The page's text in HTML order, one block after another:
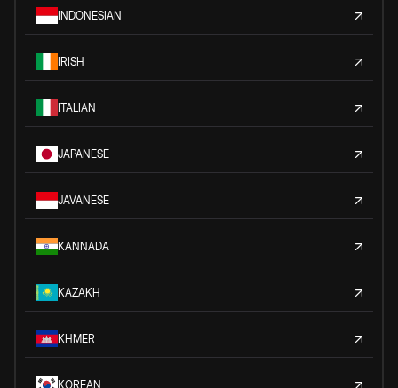
INDONESIAN
IRISH
ITALIAN
JAPANESE
JAVANESE
KANNADA
KAZAKH
KHMER
KOREAN